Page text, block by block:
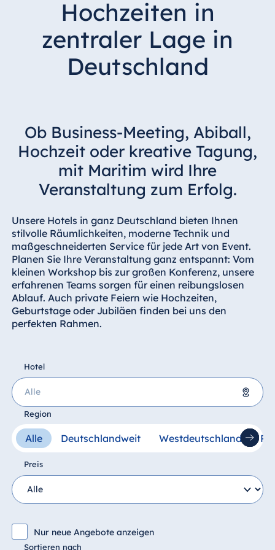
Hotel Darmstadt
Hotel Düsseldorf
Hotel Frankfurt
Airport Hotel
Hannover
Hotel Ingolstadt
Hotel Bellevue
Kiel
Hotel
Königswinter
Hotel Magdeburg
Hotel München
Hotel Stuttgart
Seehotel
TitiseeHotel
Titisee-Neustadt
Strandhotel
Travemünde
Hotel Ulm
Star-Apart Hansa
Hotel Wiesbaden
Hotel Würzburg
Ägypten
Hochzeiten in
zentraler Lage in
Deutschland
Ob Business-Meeting, Abiball,
Hochzeit oder kreative Tagung,
mit Maritim wird Ihre
Veranstaltung zum Erfolg.
Unsere Hotels in ganz Deutschland bieten Ihnen
stilvolle Räumlichkeiten, moderne Technik und
maßgeschneiderten Service für jede Art von Event.
Planen Sie Ihre Veranstaltung ganz entspannt: Vom
kleinen Workshop bis zur großen Konferenz, unsere
erfahrenen Teams sorgen für einen reibungslosen
Ablauf. Auch private Feiern wie Hochzeiten,
Geburtstage oder Jubiläen finden bei uns den
perfekten Rahmen.
Hotel
Deutschland
Hotel Bad Homburg
Hotel Bad Salzuflen
Hotel Bad Wildungen
Hotel Bonn
Hotel Bremen
Region
Alle Deutschlandweit Westdeutschland
Preis
Nur neue Angebote anzeigen
Sortieren nach